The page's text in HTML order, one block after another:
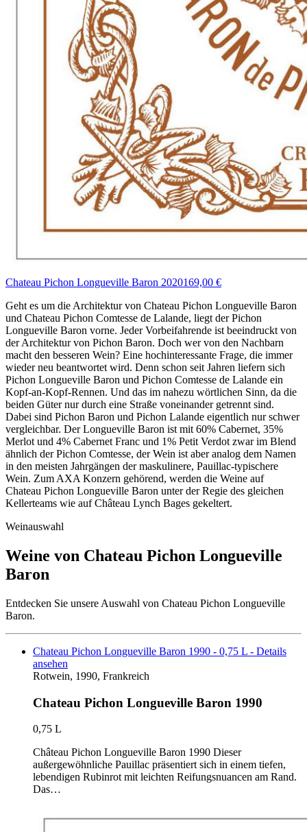
Chateau Pichon Longueville Baron 2020169,00 €
Geht es um die Architektur von Chateau Pichon Longueville Baron
und Chateau Pichon Comtesse de Lalande, liegt der Pichon
Longueville Baron vorne. Jeder Vorbeifahrende ist beeindruckt von
der Architektur von Pichon Baron. Doch wer von den Nachbarn
macht den besseren Wein? Eine hochinteressante Frage, die immer
wieder neu beantwortet wird. Denn schon seit Jahren liefern sich
Pichon Longueville Baron und Pichon Comtesse de Lalande ein
Kopf-an-Kopf-Rennen. Und das im nahezu wörtlichen Sinn, da die
beiden Güter nur durch eine Straße voneinander getrennt sind.
Dabei sind Pichon Baron und Pichon Lalande eigentlich nur schwer
vergleichbar. Der Longueville Baron ist mit 60% Cabernet, 35%
Merlot und 4% Cabernet Franc und 1% Petit Verdot zwar im Blend
ähnlich der Pichon Comtesse, der Wein ist aber analog dem Namen
in den meisten Jahrgängen der maskulinere, Pauillac-typischere
Wein. Zum AXA Konzern gehörend, werden die Weine auf
Chateau Pichon Longueville Baron unter der Regie des gleichen
Kellerteams wie auf Château Lynch Bages gekeltert.
Weinauswahl
Weine von Chateau Pichon Longueville
Baron
Entdecken Sie unsere Auswahl von Chateau Pichon Longueville
Baron.
Chateau Pichon Longueville Baron 1990 - 0,75 L - Details
ansehen
Rotwein, 1990, Frankreich
Chateau Pichon Longueville Baron 1990
0,75 L
Château Pichon Longueville Baron 1990 Dieser
außergewöhnliche Pauillac präsentiert sich in einem tiefen,
lebendigen Rubinrot mit leichten Reifungsnuancen am Rand.
Das…